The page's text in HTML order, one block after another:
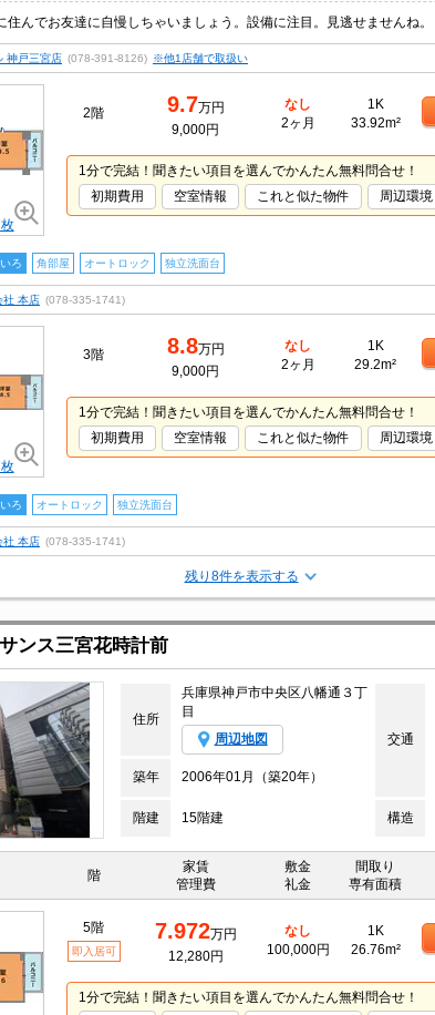
住んでお友達に自慢しちゃいましょう。設備に注目。見逃せませんね。
神戸三宮店 (078-391-8126) ※他1店舗で取扱い
2階 9.7万円
9,000円
なし
2ヶ月
1K
33.92m²
1分で完結！聞きたい項目を選んでかんたん無料問合せ！
初期費用
空室情報 これと似た物件 周辺環境
ろ 角部屋 オートロック 独立洗面台
社 本店 (078-335-1741)
3階 8.8万円
9,000円
なし
2ヶ月
1K
29.2m²
1分で完結！聞きたい項目を選んでかんたん無料問合せ！
初期費用
空室情報 これと似た物件 周辺環境
ろ オートロック 独立洗面台
社 本店 (078-335-1741)
残り8件を表示する
ンス三宮花時計前
住所
兵庫県神戸市中央区八幡通３丁
目
周辺地図 交通
築年 2006年01月（築20年）
階建 15階建 構造
階
家賃
管理費
敷金
礼金
間取り
専有面積
5階
即入居可
7.972万円
12,280円
なし
100,000円
1K
26.76m²
1分で完結！聞きたい項目を選んでかんたん無料問合せ！